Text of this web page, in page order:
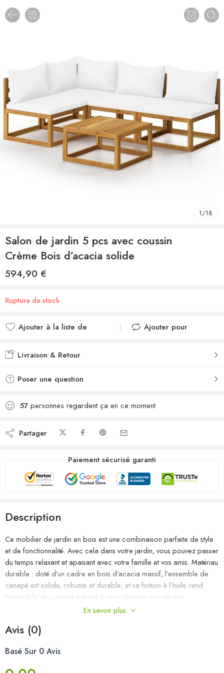
1/18
Salon de jardin 5 pcs avec coussin
Crème Bois d’acacia solide
594,90 €
Rupture de stock
Ajouter à la liste de
Ajouté à la liste de
Ajouter pour
Livraison & Retour
Poser une question
57 personnes regardent ça en ce moment
Partager
Paiement sécurisé garanti
Description
Ce mobilier de jardin en bois est une combinaison parfaite de style
et de fonctionnalité. Avec cela dans votre jardin, vous pouvez passer
du temps relaxant et apaisant avec votre famille et vos amis. Matériau
durable : doté d’un cadre en bois d’acacia massif, l’ensemble de
canapé est solide, robuste et durable; et sa finition à l’huile rend
l’ensemble de canapé adapté à une utilisation en extérieur.
Expérience d’assise confortable : les coussins d’assise et de dossier
confort d’assise. Table basse pratique : une table basse au design à
collations, boissons ou autres essentiels à portée de main.
En savoir plus
Avis (0)
Basé Sur 0 Avis